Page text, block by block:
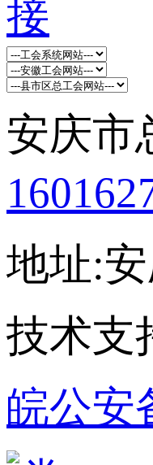
安庆市
地址:
技术支
皖公安